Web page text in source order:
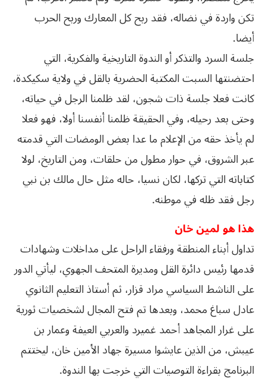
تكن واردة في نضاله، فقد ربح كل المعارك وربح الحرب
أيضا.
جلسة السرد والتذكر أو الندوة التاريخية والفكرية، التي
احتضنتها السبت المكتبة الحضرية بالقل في ولاية سكيكدة،
كانت فعلا جلسة ذات شجون، لقد ظلمنا الرجل في حياته،
وحتى بعد رحيله، وفي الحقيقة ظلمنا أنفسنا أولا، فهو فعلا
لم يأخذ حقه من الإعلام ما عدا بعض الومضات التي قدمته
عبر الشروق، في حوار مطول من حلقات، ومن التاريخ، لولا
كتاباته التي تركها، لكان نسيا، حاله مثل حال مالك بن نبي
رجل فقد ظله في موطنه.
هذا هو لمين خان
تداول أبناء المنطقة ورفقاء الراحل على مداخلات وشهادات
قدمها رئيس دائرة القل ومديرة المتحف الجهوي، ليأتي الدور
على الناشط السياسي مراد قزار، ثم أستاذ التعليم الثانوي
عادل سباغ محمد، وبعدها تم فتح المجال لشخصيات ثورية
على غرار المجاهد أحمد غميرد والعربي العيفة وعمار بن
عيبش، من الذين عايشوا مسيرة جهاد الأمين خان، ليختتم
البرنامج بقراءة التوصيات التي خرجت بها الندوة.